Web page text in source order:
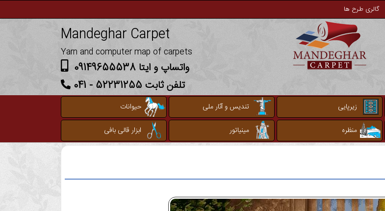
گالری طرح ها
Mandeghar Carpet
Yarn and computer map of carpets
واتساپ و ایتا 09149655538
تلفن ثابت 52231255 - 041
زیرپایی تندیس و آثار ملی
حیوانات
منظره مینیاتور ابزار قالی بافی